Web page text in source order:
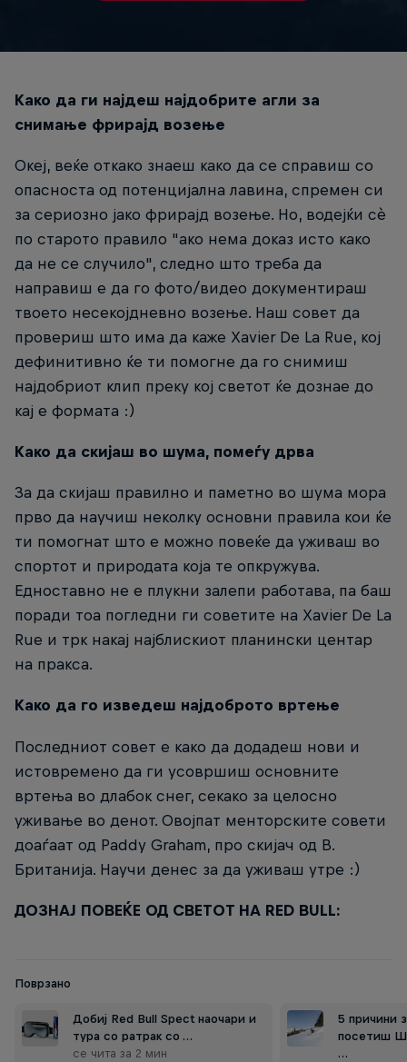
Како да ги најдеш најдобрите агли за
снимање фрирајд возење
Океј, веќе откако знаеш како да се справиш со
опасноста од потенцијална лавина, спремен си
за сериозно јако фрирајд возење. Но, водејќи сè
по старото правило "ако нема доказ исто како
да не се случило", следно што треба да
направиш е да го фото/видео документираш
твоето несекојдневно возење. Наш совет да
провериш што има да каже Xavier De La Rue, кој
дефинитивно ќе ти помогне да го снимиш
најдобриот клип преку кој светот ќе дознае до
кај е формата :)
Како да скијаш во шума, помеѓу дрва
За да скијаш правилно и паметно во шума мора
прво да научиш неколку основни правила кои ќе
ти помогнат што е можно повеќе да уживаш во
спортот и природата која те опкружува.
Едноставно не е плукни залепи работава, па баш
поради тоа погледни ги советите на Xavier De La
Rue и трк накај најблискиот планински центар
на пракса.
Како да го изведеш најдоброто вртење
Последниот совет е како да додадеш нови и
истовремено да ги усовршиш основните
вртења во длабок снег, секако за целосно
уживање во денот. Овојпат менторските совети
доаѓаат од Paddy Graham, про скијач од В.
Британија. Научи денес за да уживаш утре :)
ДОЗНАЈ ПОВЕЌЕ ОД СВЕТОТ НА RED BULL:
Поврзано
Добиј Red Bull Spect наочари и
тура со ратрак со …
се чита за 2 мин
5 причини
посетиш
…